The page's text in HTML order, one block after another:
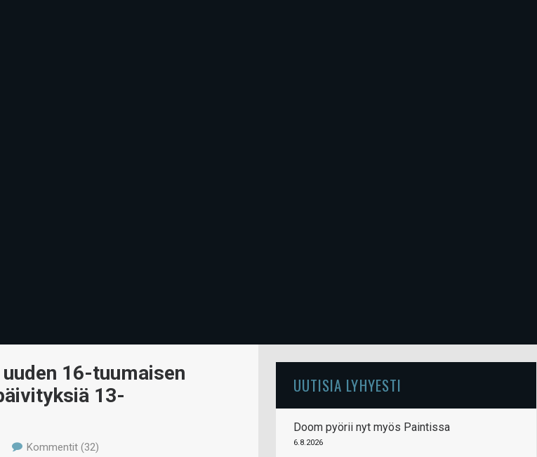
16-tuumaisen
13-
Kommentit (32)
UUTISIA LYHYESTI
Doom pyörii nyt myös Paintissa
6.8.2026